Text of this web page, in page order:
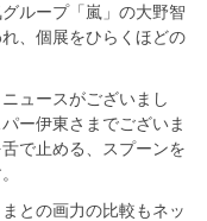
ループ「嵐」の大野智
、個展をひらくほどの
ュースがございまし
ー伊東さまでございま
で止める、スプーンを
との画力の比較もネッ